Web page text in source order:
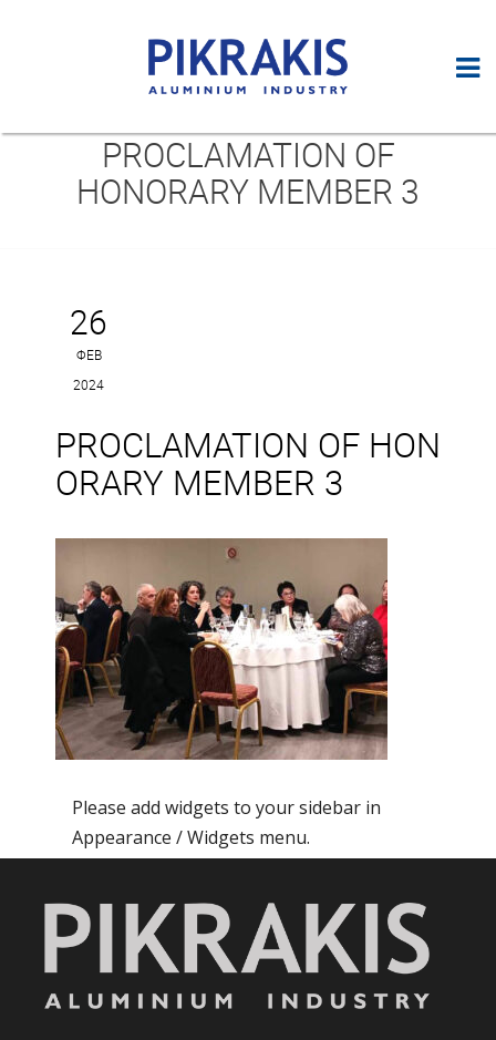
PROCLAMATION OF
HONORARY MEMBER 3
26
ΦΕΒ
2024
PROCLAMATION OF HON
ORARY MEMBER 3
Please add widgets to your sidebar in
Appearance / Widgets menu.